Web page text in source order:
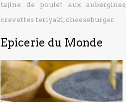
tajine de poulet aux
crevettes teriyaki, cheeseburger.
Epicerie du Monde